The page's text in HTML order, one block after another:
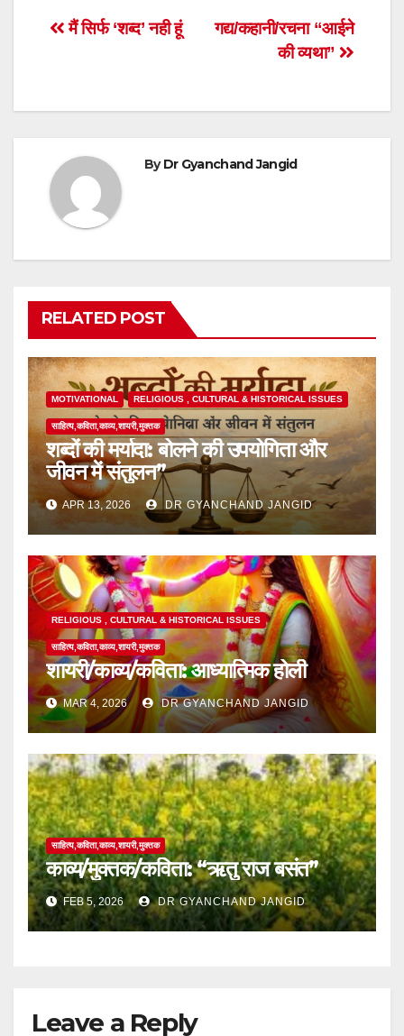
Post
गद्य/कहानी/रचना “आईने
की व्यथा”
मैं सिर्फ ‘शब्द’ नही हूं
ByDr Gyanchand Jangid
RELATED POST
MOTIVATIONAL RELIGIOUS , CULTURAL & HISTORICAL ISSUES
साहित्य,कविता,काव्य,शायरी,मुक्तक
शब्दों की मर्यादा: बोलने की उपयोगिता और
जीवन में संतुलन”
APR 13, 2026 DR GYANCHAND JANGID
RELIGIOUS , CULTURAL & HISTORICAL ISSUES
साहित्य,कविता,काव्य,शायरी,मुक्तक
शायरी/काव्य/कविता: आध्यात्मिक होली
MAR 4, 2026 DR GYANCHAND JANGID
साहित्य,कविता,काव्य,शायरी,मुक्तक
काव्य/मुक्तक/कविता: “ऋतु राज बसंत”
FEB 5, 2026 DR GYANCHAND JANGID
Leave a Reply